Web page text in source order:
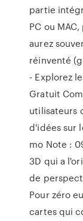
partie
PC ou
aurez
réinventé
- Explorez
Gratuit
utilisateurs
d'idées sur
mo Note :
3D qui a
de
Pour zéro
cartes qui